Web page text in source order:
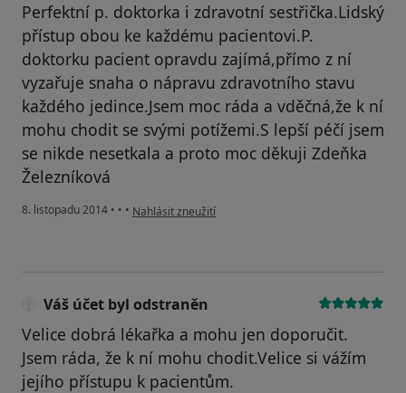
Perfektní p. doktorka i zdravotní sestřička.Lidský
přístup obou ke každému pacientovi.P.
doktorku pacient opravdu zajímá,přímo z ní
vyzařuje snaha o nápravu zdravotního stavu
každého jedince.Jsem moc ráda a vděčná,že k ní
mohu chodit se svými potížemi.S lepší péčí jsem
se nikde nesetkala a proto moc děkuji Zdeňka
Železníková
8. listopadu 2014 • • • podle názoru uživatele Váš účet byl odstraněn
Nahlásit zneužití
Váš účet byl odstraněn
Velice dobrá lékařka a mohu jen doporučit.
Jsem ráda, že k ní mohu chodit.Velice si vážím
jejího přístupu k pacientům.